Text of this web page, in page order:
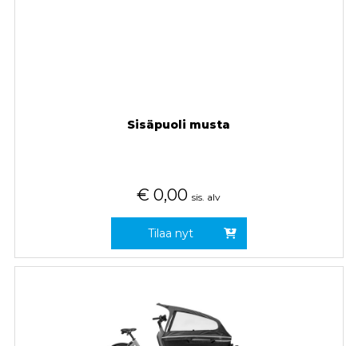
Sisäpuoli musta
€ 0,00 sis. alv
Tilaa nyt